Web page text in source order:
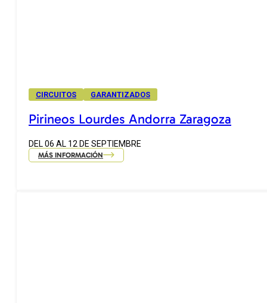
CIRCUITOS GARANTIZADOS
Pirineos Lourdes Andorra Zaragoza
DEL 06 AL 12 DE SEPTIEMBRE
MÁS INFORMACIÓN